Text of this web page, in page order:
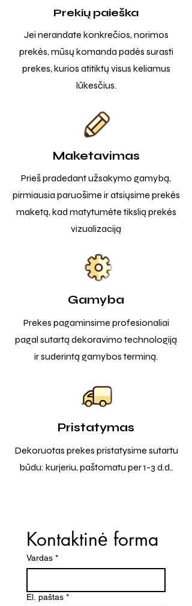
Prekių paieška
Jei nerandate konkrečios, norimos
prekės, mūsų komanda padės surasti
prekes, kurios atitiktų visus keliamus
lūkesčius.
Maketavimas
Prieš pradedant užsakymo gamybą,
pirmiausia paruošime ir atsiųsime prekės
maketą, kad matytumėte tikslią prekės
vizualizaciją
Gamyba
Prekes pagaminsime profesionaliai
pagal sutartą dekoravimo technologiją
ir suderintą gamybos terminą.
Pristatymas
Dekoruotas prekes pristatysime sutartu
būdu: kurjeriu, paštomatu per 1-3 d.d..
Kontaktinė forma
Vardas *
El. paštas *